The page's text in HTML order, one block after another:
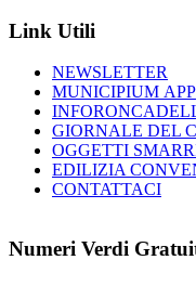
Link Utili
NEWSLETTER
MUNICIPIUM APP
GIORNALE DEL
OGGETTI
EDILIZIA
CONTATTACI
Numeri Verdi